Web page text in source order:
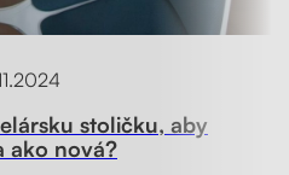
stoličku, aby
ako nová?